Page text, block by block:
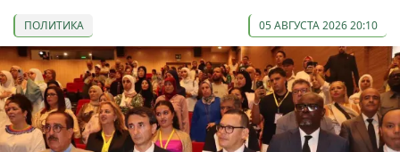
ПОЛИТИКА 05 АВГУСТА 2026 20:10